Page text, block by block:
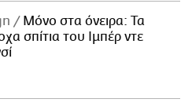
Μόνο στα όνειρα: Τα
σπίτια του Ιμπέρ ντε